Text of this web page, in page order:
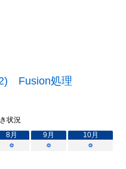
Fusion処理
状況
8月 9月 10月
○
○ ○